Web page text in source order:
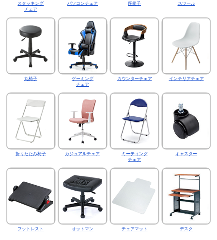
スタッキング
チェア
パソコンチェア 座椅子 スツール
丸椅子
ゲーミング
チェア
カウンターチェア インテリアチェア
折りたたみ椅子 カジュアルチェア
ミーティング
チェア
キャスター
フットレスト オットマン チェアマット デスク